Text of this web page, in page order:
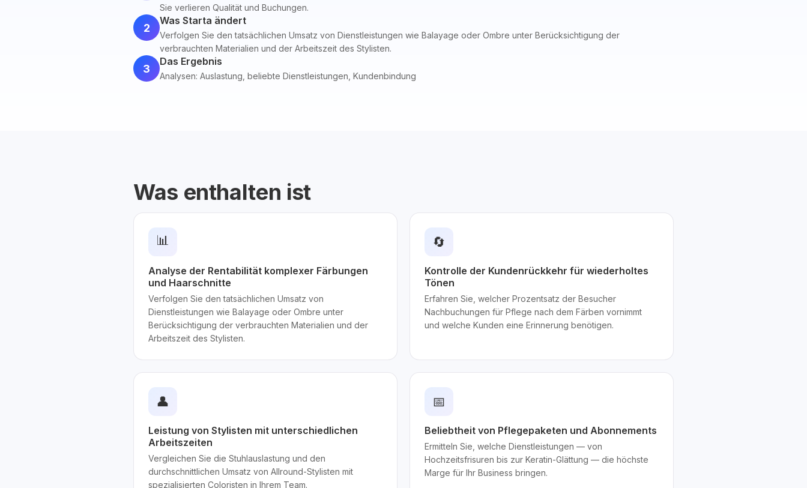
Sie verlieren Qualität und Buchungen.
2
Was Starta ändert
Verfolgen Sie den tatsächlichen Umsatz von Dienstleistungen wie Balayage oder Ombre unter Berücksichtigung der
verbrauchten Materialien und der Arbeitszeit des Stylisten.
3
Das Ergebnis
Analysen: Auslastung, beliebte Dienstleistungen, Kundenbindung
Was enthalten ist
📊
Analyse der Rentabilität komplexer Färbungen
und Haarschnitte
Verfolgen Sie den tatsächlichen Umsatz von
Dienstleistungen wie Balayage oder Ombre unter
Berücksichtigung der verbrauchten Materialien und der
Arbeitszeit des Stylisten.
🔄
Kontrolle der Kundenrückkehr für wiederholtes
Tönen
Erfahren Sie, welcher Prozentsatz der Besucher
Nachbuchungen für Pflege nach dem Färben vornimmt
und welche Kunden eine Erinnerung benötigen.
👤
Leistung von Stylisten mit unterschiedlichen
Arbeitszeiten
Vergleichen Sie die Stuhlauslastung und den
durchschnittlichen Umsatz von Allround-Stylisten mit
spezialisierten Coloristen in Ihrem Team.
📅
Beliebtheit von Pflegepaketen und Abonnements
Ermitteln Sie, welche Dienstleistungen — von
Hochzeitsfrisuren bis zur Keratin-Glättung — die höchste
Marge für Ihr Business bringen.